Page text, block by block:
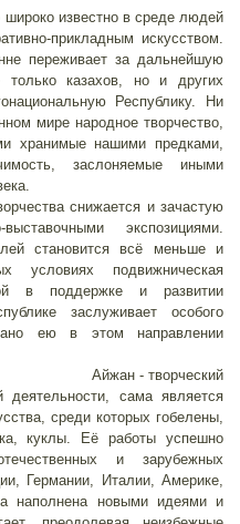
известно в среде людей
прикладным искусством.
переживает за дальнейшую
только казахов, но и других
Республику. Ни
мире народное творчество,
хранимые нашими предками,
заслоняемые иными
снижается и зачастую
экспозициями.
становится всё меньше и
подвижническая
в поддержке и развитии
заслуживает особого
ею в этом направлении
сама является
среди которых гобелены,
куклы. Её работы успешно
и зарубежных
Германии, Италии, Америке,
наполнена новыми идеями и